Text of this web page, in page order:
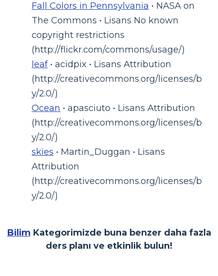
Fall Colors in Pennsylvania • NASA on
The Commons • Lisans No known
copyright restrictions
(http://flickr.com/commons/usage/)
leaf• acidpix • Lisans Attribution
(http://creativecommons.org/licenses/b
y/2.0/)
Ocean • apasciuto • Lisans Attribution
(http://creativecommons.org/licenses/b
y/2.0/)
skies • Martin_Duggan • Lisans
Attribution
(http://creativecommons.org/licenses/b
y/2.0/)
Bilim Kategorimizde buna benzer daha fazla
ders planı ve etkinlik bulun!